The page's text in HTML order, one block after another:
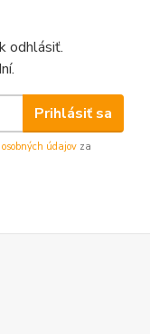
odhlásiť.
Prihlásiť sa
údajov za